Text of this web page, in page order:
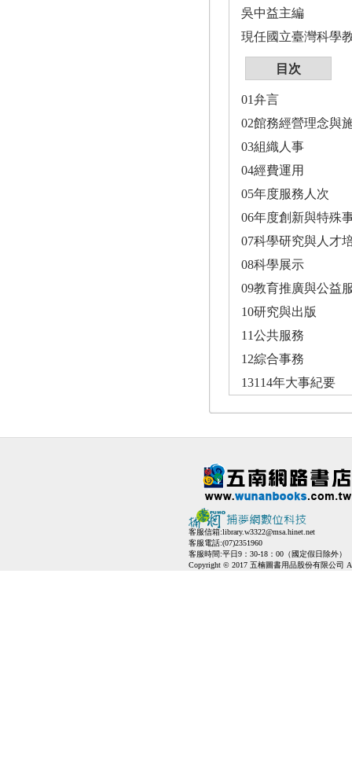
吳中益主編
現任國立臺灣科學
目次
01弁言
02館務經營理念與
03組織人事
04經費運用
05年度服務人次
06年度創新與特殊
07科學研究與人才
08科學展示
09教育推廣與公益
10研究與出版
11公共服務
12綜合事務
13114年大事紀要
客服信箱:library.w3322@msa.hinet.net
客服電話:(07)2351960
客服時間:平日9：30-18：00（國定假日除外）
Copyright © 2017 五楠圖書用品股份有限公司